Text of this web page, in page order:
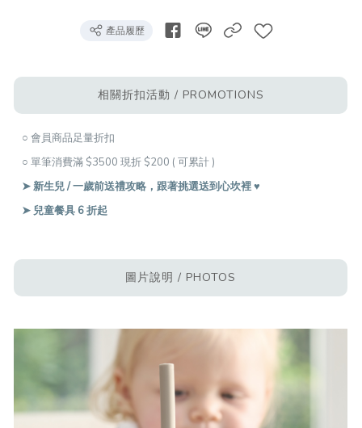
產品履歷
相關折扣活動 / PROMOTIONS
○ 會員商品足量折扣
○ 單筆消費滿 $3500 現折 $200 ( 可累計 )
➤ 新生兒 / 一歲前送禮攻略，跟著挑選送到心坎裡 ♥︎
➤ 兒童餐具 6 折起
圖片說明 / PHOTOS